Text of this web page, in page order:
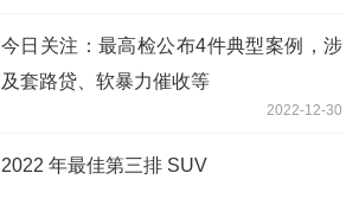
今日关注：最高检公布4件典型案例，涉
及套路贷、软暴力催收等
2022-12-30
2022 年最佳第三排 SUV